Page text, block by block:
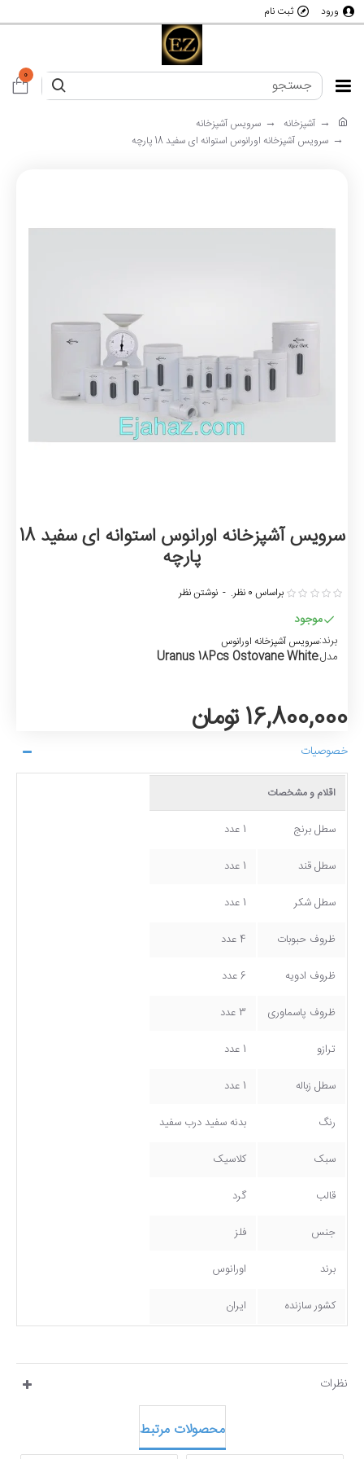
ورود ثبت نام
0
آشپزخانه
سرویس آشپزخانه
سرویس آشپزخانه اورانوس استوانه ای سفید 18 پارچه
سرویس آشپزخانه اورانوس استوانه ای سفید 18
پارچه
موجود
برند:سرویس آشپزخانه اورانوس
مدل:Uranus 18Pcs Ostovane White
براساس 0 نظر. - نوشتن نظر
16,800,000 تومان
خصوصیات
اقلام و مشخصات
سطل برنج 1 عدد
سطل قند 1 عدد
سطل شکر 1 عدد
ظروف حبوبات 4 عدد
ظروف ادویه 6 عدد
ظروف پاسماوری 3 عدد
ترازو 1 عدد
سطل زباله 1 عدد
رنگ بدنه سفید درب سفید
سبک کلاسیک
قالب گرد
جنس فلز
برند اورانوس
کشور سازنده ایران
نظرات
محصولات مرتبط